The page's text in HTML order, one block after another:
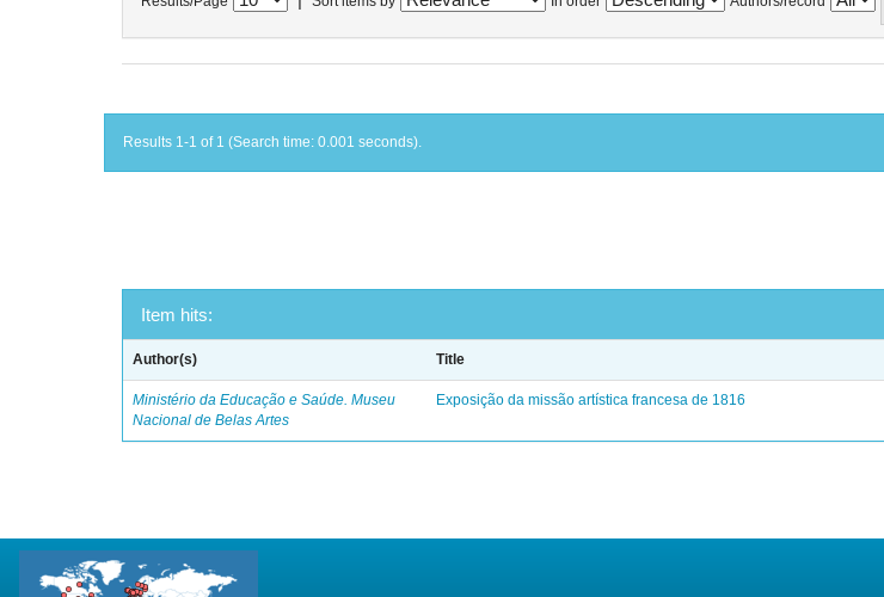
Results 1-1 of 1 (Search time: 0.001 seconds).
Item hits:
Author(s) Title
Ministério da Educação e Saúde. Museu
Nacional de Belas Artes
Exposição da missão artística francesa de 1816